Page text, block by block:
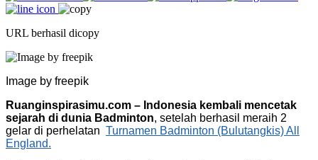
URL berhasil dicopy
Image by freepik
Ruanginspirasimu.com – Indonesia kembali mencetak
sejarah di dunia Badminton, setelah berhasil meraih 2
gelar di perhelatan Turnamen Badminton (Bulutangkis) All
England.